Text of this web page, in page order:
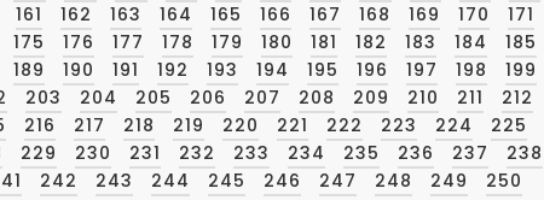
161 162 163 164 165 166 167 168 169 170
171
175 176 177 178 179 180 181 182 183 184
185
189 190 191 192 193 194 195 196 197 198
199
203 204 205 206 207 208 209 210 211
212
216 217 218 219 220 221 222 223 224
225
229 230 231 232 233 234 235 236 237
238
242 243 244 245 246 247 248 249
250